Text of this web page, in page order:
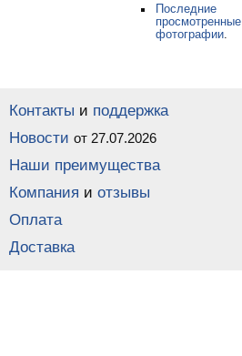
Последние
просмотренные
фотографии.
Контакты и поддержка
Новости от 27.07.2026
Наши преимущества
Компания и отзывы
Оплата
Доставка